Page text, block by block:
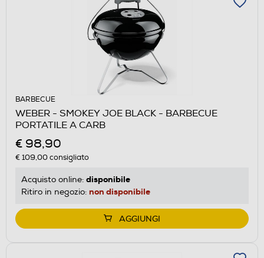
BARBECUE
WEBER - SMOKEY JOE BLACK - BARBECUE
PORTATILE A CARB
€ 98,90
€ 109,00consigliato
Acquisto online: disponibile
Ritiro in negozio: non disponibile
AGGIUNGI